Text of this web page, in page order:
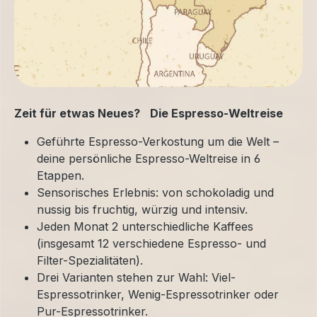
Zeit für etwas Neues? Die Espresso-Weltreise
Geführte Espresso-Verkostung um die Welt –
deine persönliche Espresso-Weltreise in 6
Etappen.
Sensorisches Erlebnis: von schokoladig und
nussig bis fruchtig, würzig und intensiv.
Jeden Monat 2 unterschiedliche Kaffees
(insgesamt 12 verschiedene Espresso- und
Filter-Spezialitäten).
Drei Varianten stehen zur Wahl: Viel-
Espressotrinker, Wenig-Espressotrinker oder
Pur-Espressotrinker.